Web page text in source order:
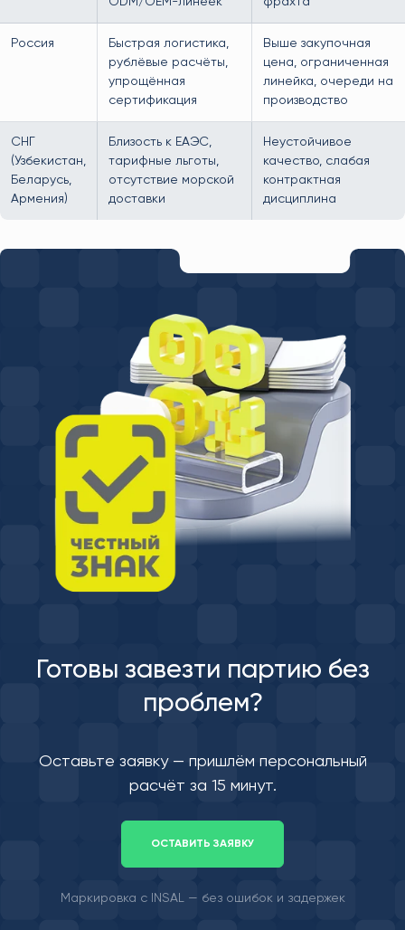
Россия
Быстрая логистика,
рублёвые расчёты,
упрощённая
сертификация
Выше закупочная
цена, ограниченная
линейка, очереди на
производство
СНГ
(Узбекистан,
Беларусь,
Армения)
Близость к ЕАЭС,
тарифные льготы,
отсутствие морской
доставки
Неустойчивое
качество, слабая
контрактная
дисциплина
Готовы завезти партию без
проблем?
Оставьте заявку — пришлём персональный
расчёт за 15 минут.
ОСТАВИТЬ ЗАЯВКУ
Маркировка с INSAL — без ошибок и задержек